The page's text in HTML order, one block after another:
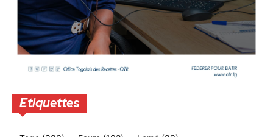
Etiquettes